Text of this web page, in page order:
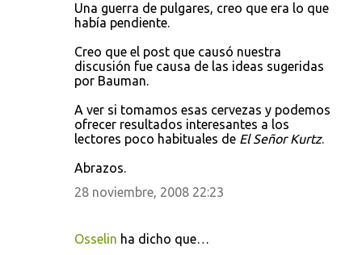
Una guerra de pulgares, creo que era lo que
había pendiente.
Creo que el post que causó nuestra
discusión fue causa de las ideas sugeridas
por Bauman.
A ver si tomamos esas cervezas y podemos
ofrecer resultados interesantes a los
lectores poco habituales de El Señor Kurtz.
Abrazos.
28 noviembre, 2008 22:23
Osselin ha dicho que…